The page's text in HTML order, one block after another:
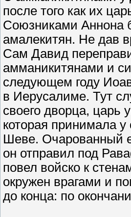
после того как их
Союзниками Аннона
амалекитян. Не дав
Сам Давид
амманикитянами и
следующем году
в Иерусалиме. Тут
своего дворца, царь
которая принимала
Шеве. Очарованный
он отправил под
повел войско к
окружен врагами и
до конца: по